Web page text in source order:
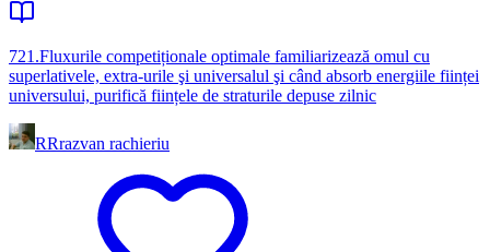
721.Fluxurile competiționale optimale familiarizează omul cu
superlativele, extra-urile şi universalul şi când absorb energiile ființei
universului, purifică ființele de straturile depuse zilnic
RRrazvan rachieriu